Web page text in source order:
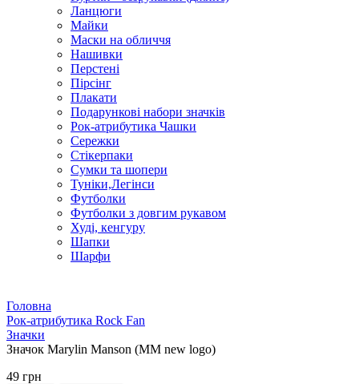
Ланцюги
Майки
Маски на обличчя
Нашивки
Перстені
Пірсінг
Плакати
Подарункові набори значків
Рок-атрибутика Чашки
Сережки
Стікерпаки
Сумки та шопери
Туніки,Легінси
Футболки
Футболки з довгим рукавом
Худі, кенгуру
Шапки
Шарфи
Головна
Рок-атрибутика Rock Fan
Значки
Значок Marylin Manson (MM new logo)
49 грн